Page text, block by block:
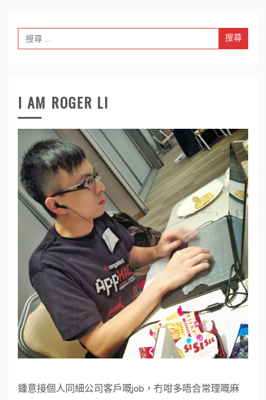
Search
for:
I AM ROGER LI
鍾意接個人同細公司客戶嘅job，冇咁多唔合常理嘅麻